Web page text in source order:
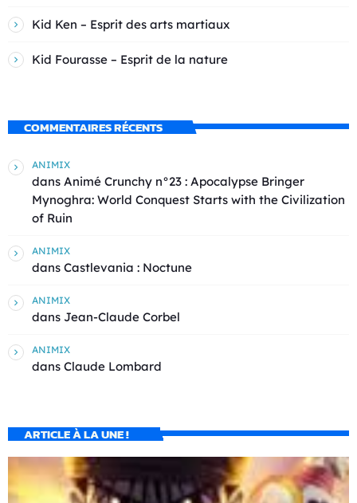
Kid Ken – Esprit des arts martiaux
Kid Fourasse – Esprit de la nature
COMMENTAIRES RÉCENTS
ANIMIX
dans Animé Crunchy n°23 : Apocalypse Bringer
Mynoghra: World Conquest Starts with the Civilization
of Ruin
ANIMIX
dans Castlevania : Noctune
ANIMIX
dans Jean-Claude Corbel
ANIMIX
dans Claude Lombard
ARTICLE À LA UNE !